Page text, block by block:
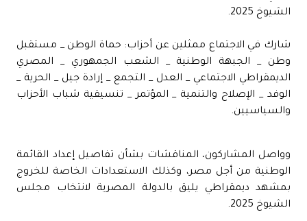
الشيوخ 2025.
شارك في الاجتماع ممثلين عن أحزاب: حماة الوطن _ مستقبل
وطن _ الجبهة الوطنية _ الشعب الجمهوري _ المصري
الديمقراطي الاجتماعي _ العدل _ التجمع _ إرادة جيل _ الحرية _
الوفد _ الإصلاح والتنمية _ المؤتمر _ تنسيقية شباب الأحزاب
والسياسيين.
وواصل المشاركون، المناقشات بشأن تفاصيل إعداد القائمة
الوطنية من أجل مصر، وكذلك الاستعدادات الخاصة للخروج
بمشهد ديمقراطي يليق بالدولة المصرية لانتخاب مجلس
الشيوخ 2025.